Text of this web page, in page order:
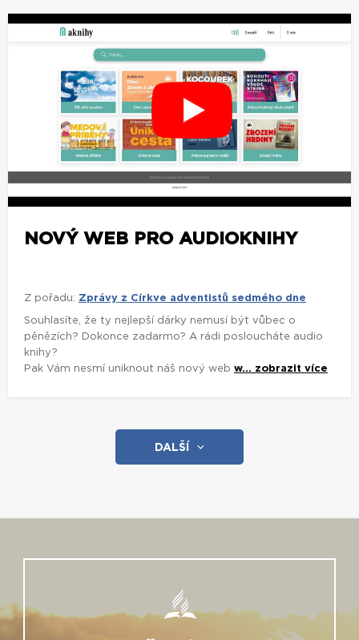
NOVÝ WEB PRO AUDIOKNIHY
Z pořadu: Zprávy z Církve adventistů sedmého dne
Souhlasíte, že ty nejlepší dárky nemusí být vůbec o
pěnězích? Dokonce zadarmo? A rádi posloucháte audio
knihy?
Pak Vám nesmí uniknout náš nový web w... zobrazit více
DALŠÍ